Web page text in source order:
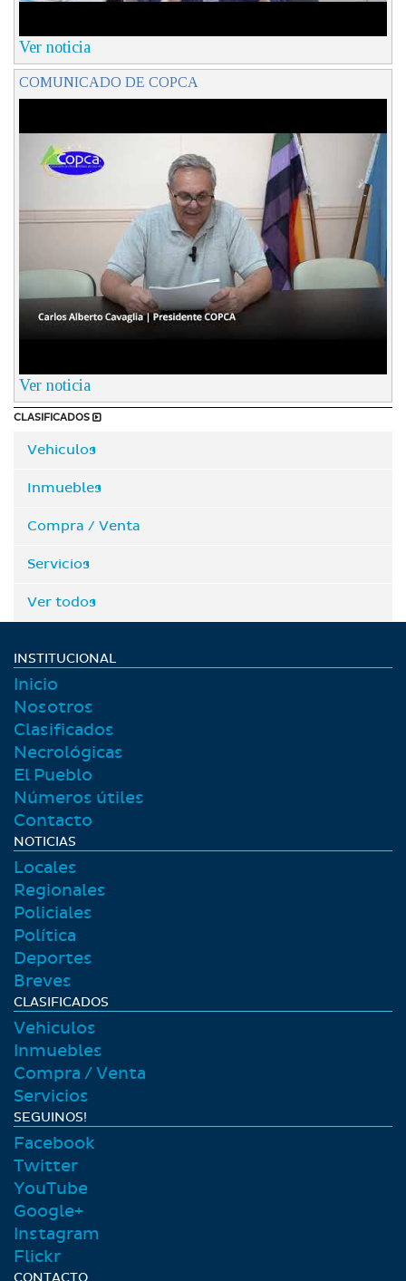
Ver noticia
COMUNICADO DE COPCA
Ver noticia
CLASIFICADOS
Vehiculos
Inmuebles
Compra / Venta
Servicios
Ver todos
INSTITUCIONAL
Inicio
Nosotros
Clasificados
Necrológicas
El Pueblo
Números útiles
Contacto
NOTICIAS
Locales
Regionales
Policiales
Polí­tica
Deportes
Breves
CLASIFICADOS
Vehiculos
Inmuebles
Compra / Venta
Servicios
SEGUINOS!
Facebook
Twitter
YouTube
Google+
Instagram
Flickr
CONTACTO